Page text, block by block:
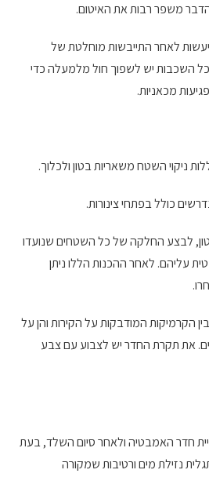
משפר רבות את האיטום.
לאחר התייבשות מוחלטת של
השכבות יש לשפוך חול מלמעלה כדי
מכאניות.
ניקוי השטח משאריות בטון ולכלוך.
כולל בפתחי צינורות.
לבצע החלקה של כל השטחים שנועדו
עליהם. לאחר ההכנות הללו ניתן
הקרמיקות המודבקות על הקירות והן על
את תקרת החדר יש לצבוע עם צבע
חדר האמבטיה ולאחר סיום השלד, בעת
נזילת מים ורטיבות שמקורה